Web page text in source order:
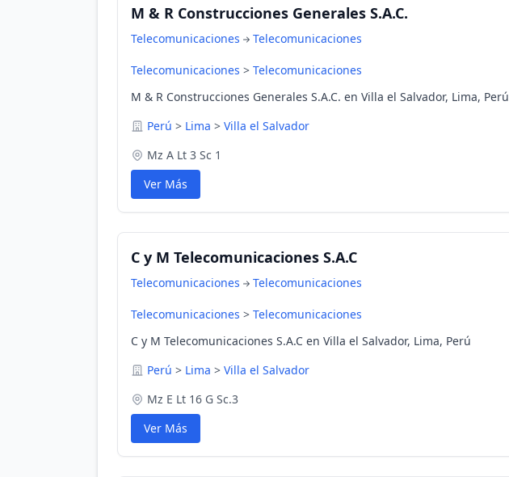
M & R Construcciones Generales S.A.C.
Telecomunicaciones Telecomunicaciones
Telecomunicaciones > Telecomunicaciones
M & R Construcciones Generales S.A.C. en Villa el Salvador, Lima, Perú
Perú > Lima > Villa el Salvador
Mz A Lt 3 Sc 1
Ver Más
C y M Telecomunicaciones S.A.C
Telecomunicaciones Telecomunicaciones
Telecomunicaciones > Telecomunicaciones
C y M Telecomunicaciones S.A.C en Villa el Salvador, Lima, Perú
Perú > Lima > Villa el Salvador
Mz E Lt 16 G Sc.3
Ver Más